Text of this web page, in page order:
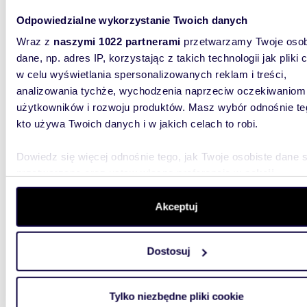
Odpowiedzialne wykorzystanie Twoich danych
Wraz z naszymi 1022 partnerami przetwarzamy Twoje
dane, np. adres IP, korzystając z takich technologii jak pliki
w celu wyświetlania spersonalizowanych reklam i treści,
analizowania tychże, wychodzenia naprzeciw oczekiwaniom
użytkowników i rozwoju produktów. Masz wybór odnośnie
kto używa Twoich danych i w jakich celach to robi.
Dowiedz się więcej odnośnie tego, jak Twoje osobiste dane
szczegółów. W Deklaracji plików cookie możesz zmienić
wycofać swoją zgodę w dowolnej chwili.
aby oferować funkcje społecznościowe i analizować ruch w
witrynie. Informacje o tym, jak korzystasz z naszej witryny,
analitycznym. Partnerzy mogą połączyć te informacje z
Akceptuj
Dostosuj
Tylko niezbędne pliki cookie
30,32
Zapraszam do 30m2 mieszkania z widokiem na
Do
blisko